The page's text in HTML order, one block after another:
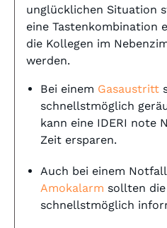
unglücklichen Situation
eine Tastenkombination
die Kollegen im
werden.
Bei einem Gasaustritt
schnellstmöglich
kann eine IDERI note
Zeit ersparen.
Auch bei einem
Amokalarm sollten
schnellstmöglich